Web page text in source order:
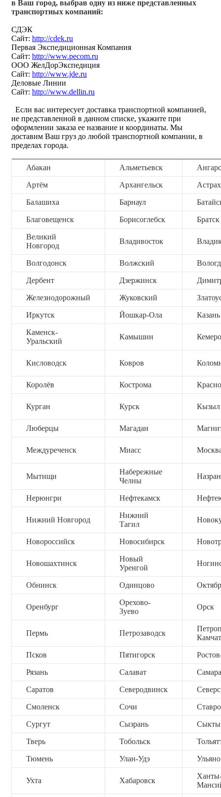
в Ваш город, выбрав одну из ниже представленных
транспортных компаний:
СДЭК
Сайт: http://cdek.ru
Первая Экспедиционная Компания
Сайт: http://www.pecom.ru
ООО ЖелДорЭкспедиция
Сайт: http://www.jde.ru
Деловые Линии
Сайт: http://www.dellin.ru
Если вас интересует доставка транспортной компанией,
не представленной в данном списке, укажите при
оформлении заказа ее название и координаты. Мы
доставим Ваш груз до любой транспортной компании, в
пределах города.
Абакан Альметьевск
Артём Архангельск
Балашиха Барнаул
Благовещенск Борисоглебск Братск
Великий
Новгород
Владивосток
Волгодонск Волжский
Дербент Дзержинск
Железнодорожный Жуковский
Иркутск Йошкар-Ола Казань
Каменск-
Уральский
Камышин
Кисловодск Ковров
Королёв Кострома
Курган Курск Кызыл
Люберцы Магадан
Междуреченск Миасс
Мытищи
Набережные
Челны
Нерюнгри Нефтекамск
Нижний Новгород
Нижний
Тагил
Новороссийск Новосибирск
Новошахтинск
Новый
Уренгой
Обнинск Одинцово
Оренбург
Орехово-
Зуево
Орск
Пермь Петрозаводск
Псков Пятигорск
Рязань Салават Самара
Саратов Северодвинск
Смоленск Сочи
Сургут Сызрань
Тверь Тобольск
Тюмень Улан-Удэ
Ухта Хабаровск